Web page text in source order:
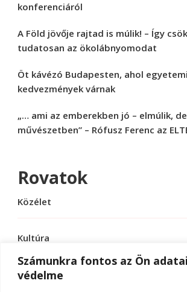
Számunkra fontos az Ön
védelme
konferenciáról
A Föld jövője rajtad is múlik! – Így
tudatosan az ökolábnyomodat
Öt kávézó Budapesten, ahol
kedvezmények várnak
„… ami az emberekben jó – elmúlik,
művészetben” – Rófusz Ferenc az
Rovatok
Közélet
Kultúra
Sport